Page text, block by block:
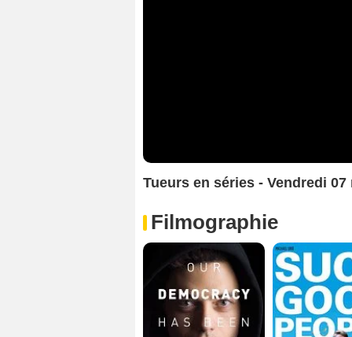
Tueurs en séries - Vendredi 07
Filmographie